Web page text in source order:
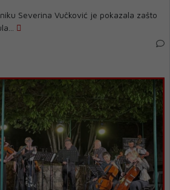
Severina Vučković je pokazala zašto